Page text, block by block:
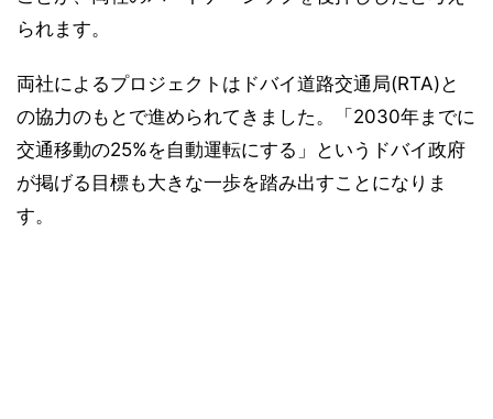
られます。
両社によるプロジェクトはドバイ道路交通局(RTA)と
の協力のもとで進められてきました。「2030年までに
交通移動の25%を自動運転にする」というドバイ政府
が掲げる目標も大きな一歩を踏み出すことになりま
す。